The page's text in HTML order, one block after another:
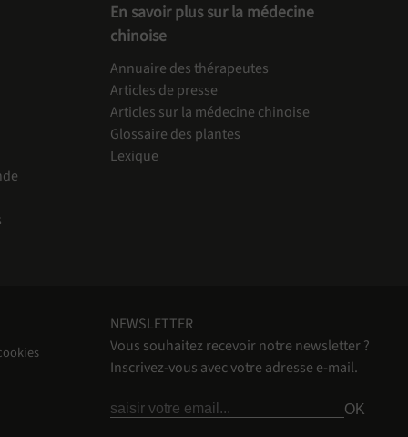
En savoir plus sur la médecine
chinoise
Annuaire des thérapeutes
Articles de presse
Articles sur la médecine chinoise
Glossaire des plantes
Lexique
NEWSLETTER
Vous souhaitez recevoir notre newsletter ?
Inscrivez-vous avec votre adresse e-mail.